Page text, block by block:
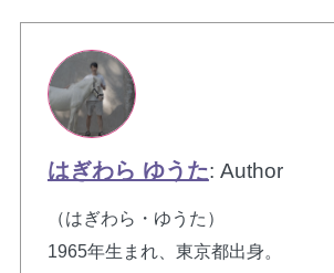
はぎわら ゆうた: Author
（はぎわら・ゆうた）
1965年生まれ、東京都出身。